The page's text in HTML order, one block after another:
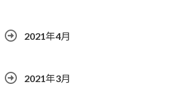
2021年4月
2021年3月